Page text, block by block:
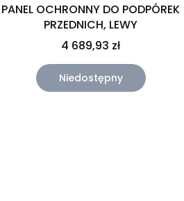
PANEL OCHRONNY DO PODPÓREK
PRZEDNICH, LEWY
4 689,93 zł
Niedostępny